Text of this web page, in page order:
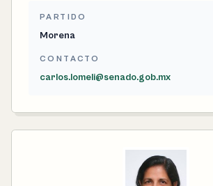
PARTIDO
Morena
CONTACTO
carlos.lomeli@senado.gob.mx